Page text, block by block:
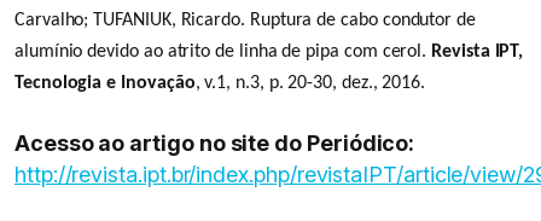
Carvalho; TUFANIUK, Ricardo. Ruptura de cabo condutor de
alumínio devido ao atrito de linha de pipa com cerol. Revista IPT,
Tecnologia e Inovação, v.1, n.3, p. 20-30, dez., 2016.
Acesso ao artigo no site do Periódico:
http://revista.ipt.br/index.php/revistaIPT/article/view/